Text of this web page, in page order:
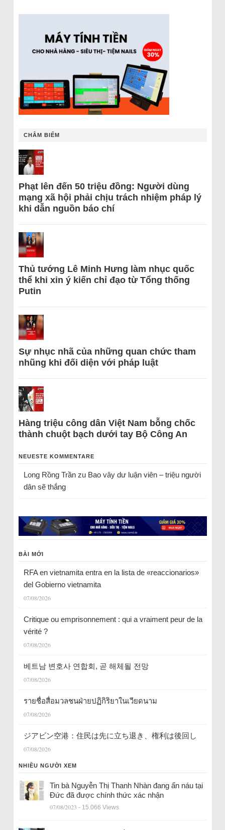
CHÂM BIẾM
Phạt lên đến 50 triệu đồng: Người dùng
mạng xã hội phải chịu trách nhiệm pháp lý
khi dẫn nguồn báo chí
Thủ tướng Lê Minh Hưng làm nhục quốc
thể khi xin ý kiến chỉ đạo từ Tổng thống
Putin
Sự nhục nhã của những quan chức tham
nhũng khi đối diện với pháp luật
Hàng triệu công dân Việt Nam bỗng chốc
thành chuột bạch dưới tay Bộ Công An
NEUESTE KOMMENTARE
Long Rồng Trầnzu Bao vây dư luận viên – triệu người
dân sẽ thắng
BÀI MỚI
RFA en vietnamita entra en la lista de «reaccionarios»
del Gobierno vietnamita
07/08/2026
Critique ou emprisonnement : qui a vraiment peur de la
vérité ?
07/08/2026
베트남 변호사 연합회, 곧 해체될 전망
07/08/2026
รายชื่อสื่อมวลชนฝ่ายปฏิกิริยาในเวียดนาม
07/08/2026
ジアビン空港：住民は先に立ち退き、権利は後回し
07/08/2026
NHIỀU NGƯỜI XEM
Tin bà Nguyễn Thị Thanh Nhàn đang ẩn náu tại
Đức đã được chính thức xác nhận
07/08/2023 - 15.066 Views